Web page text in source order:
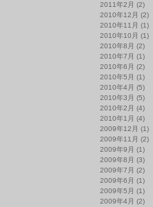
2011年2月 (2)
2010年12月 (2)
2010年11月 (1)
2010年10月 (1)
2010年8月 (2)
2010年7月 (1)
2010年6月 (2)
2010年5月 (1)
2010年4月 (5)
2010年3月 (5)
2010年2月 (4)
2010年1月 (4)
2009年12月 (1)
2009年11月 (2)
2009年9月 (1)
2009年8月 (3)
2009年7月 (2)
2009年6月 (1)
2009年5月 (1)
2009年4月 (2)